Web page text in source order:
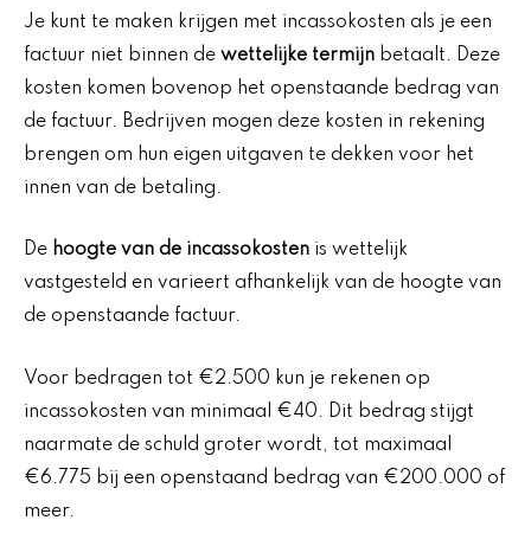
Je kunt te maken krijgen met incassokosten als je een
factuur niet binnen de wettelijke termijn betaalt. Deze
kosten komen bovenop het openstaande bedrag van
de factuur. Bedrijven mogen deze kosten in rekening
brengen om hun eigen uitgaven te dekken voor het
innen van de betaling.
De hoogte van de incassokosten is wettelijk
vastgesteld en varieert afhankelijk van de hoogte van
de openstaande factuur.
Voor bedragen tot €2.500 kun je rekenen op
incassokosten van minimaal €40. Dit bedrag stijgt
naarmate de schuld groter wordt, tot maximaal
€6.775 bij een openstaand bedrag van €200.000 of
meer.